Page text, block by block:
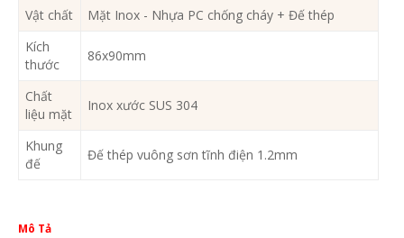
Vật chất
Mặt Inox - Nhựa PC chống cháy + Đế thép
Kích
thước
86x90mm
Chất
liệu mặt
Inox xước SUS 304
Khung
đế
Đế thép vuông sơn tĩnh điện 1.2mm
Mô Tả